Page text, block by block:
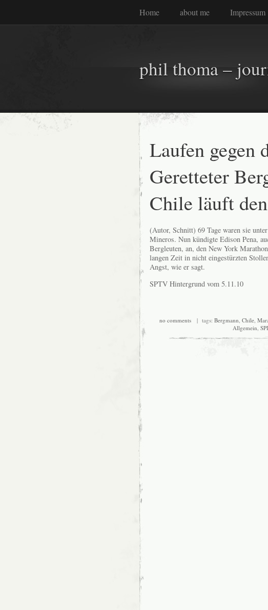
Home about me Impressum
phil thoma –
Laufen gegen
Geretteter
Chile läuft
(Autor, Schnitt) 69 Tage waren sie
Mineros. Nun kündigte Edison Pena,
Bergleuten, an, den New York
langen Zeit in nicht eingestürzten
Angst, wie er sagt.
SPTV Hintergrund vom 5.11.10
no comments| tags: Bergmann Chile,
Allgemein